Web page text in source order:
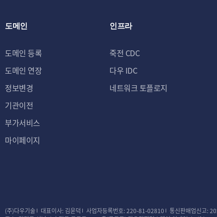
도메인
도메인 등록
도메인 연장
정보변경
기관이전
부가서비스
마이페이지
인프라
죽전 CDC
다우 IDC
네트워크 토플로지
(주)다우기술 대표이사: 김윤덕 사업자등록번호: 220-81-02810
통신판매업신고: